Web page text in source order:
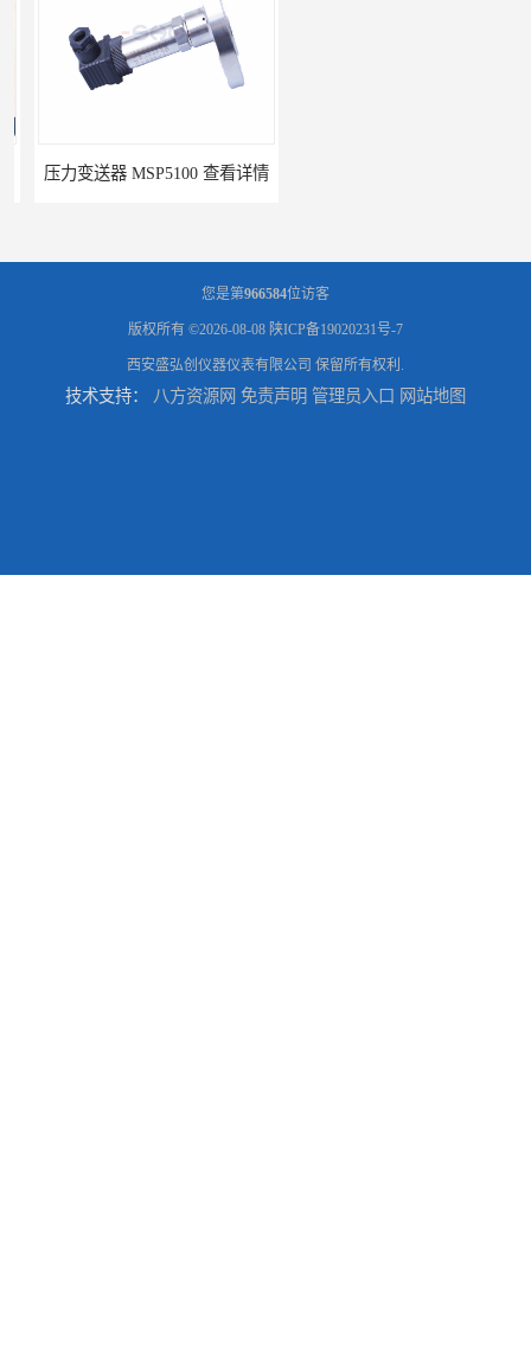
压力变送器 MSP5100 查看详情
您是第966584位访客
版权所有 ©2026-08-08 陕ICP备19020231号-7
西安盛弘创仪器仪表有限公司 保留所有权利.
技术支持： 八方资源网 免责声明 管理员入口 网站地图